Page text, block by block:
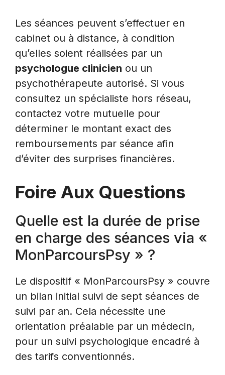
Les séances peuvent s’effectuer en
cabinet ou à distance, à condition
qu’elles soient réalisées par un
psychologue clinicien ou un
psychothérapeute autorisé. Si vous
consultez un spécialiste hors réseau,
contactez votre mutuelle pour
déterminer le montant exact des
remboursements par séance afin
d’éviter des surprises financières.
Foire Aux Questions
Quelle est la durée de prise
en charge des séances via «
MonParcoursPsy » ?
Le dispositif « MonParcoursPsy » couvre
un bilan initial suivi de sept séances de
suivi par an. Cela nécessite une
orientation préalable par un médecin,
pour un suivi psychologique encadré à
des tarifs conventionnés.